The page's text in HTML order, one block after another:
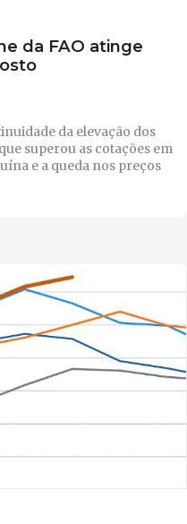
da FAO atinge
da elevação dos
superou as cotações em
e a queda nos preços